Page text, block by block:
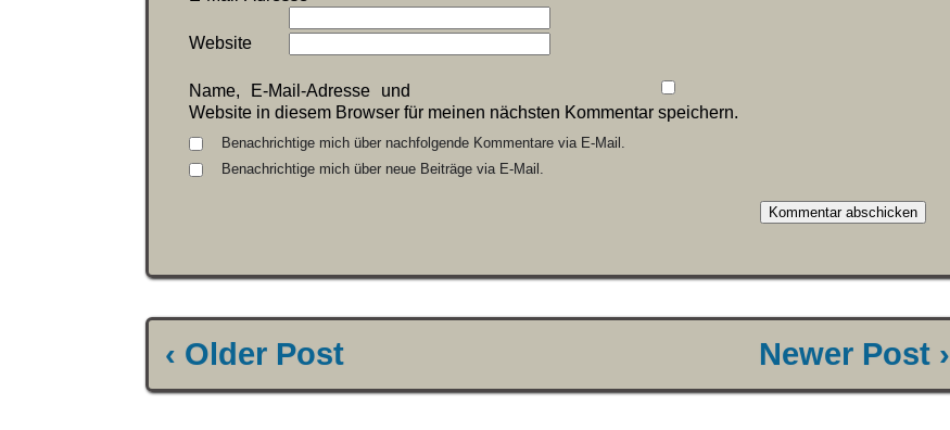
Website
Name, E-Mail-Adresse und
Website in diesem Browser für meinen nächsten Kommentar speichern.
Benachrichtige mich über nachfolgende Kommentare via E-Mail.
Benachrichtige mich über neue Beiträge via E-Mail.
‹ Older Post Newer Post ›